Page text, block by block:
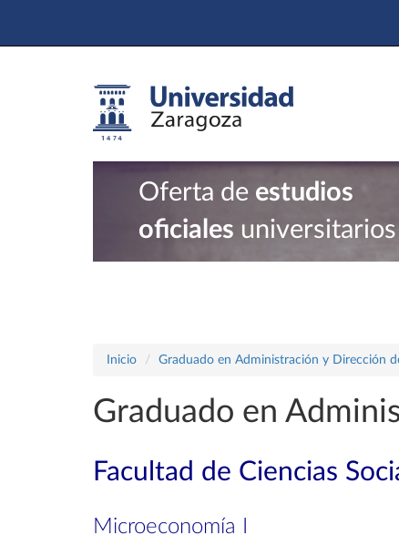
Oferta de estudios
oficiales universitarios
Inicio Graduado en Administración y Dirección
Graduado en
Facultad de Ciencias
Microeconomía I